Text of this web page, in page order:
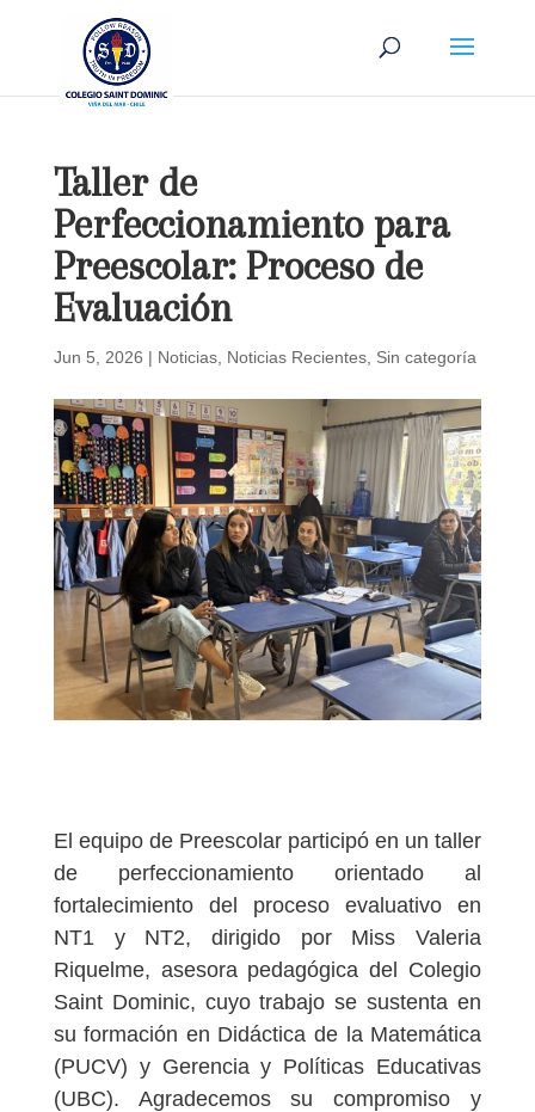
Taller de
Perfeccionamiento para
Preescolar: Proceso de
Evaluación
Jun 5, 2026 | Noticias, Noticias Recientes, Sin categoría
El equipo de Preescolar participó en un taller
de perfeccionamiento orientado al
fortalecimiento del proceso evaluativo en
NT1 y NT2, dirigido por Miss Valeria
Riquelme, asesora pedagógica del Colegio
Saint Dominic, cuyo trabajo se sustenta en
su formación en Didáctica de la Matemática
(PUCV) y Gerencia y Políticas Educativas
(UBC). Agradecemos su compromiso y